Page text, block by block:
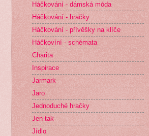
Háčkování - dámská móda
Háčkování - hračky
Háčkování - přívěšky na klíče
Háčkovíní - schémata
Charita
Inspirace
Jarmark
Jaro
Jednoduché hračky
Jen tak
Jídlo